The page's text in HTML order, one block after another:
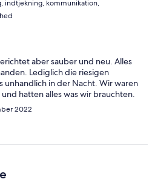
indtjekning, kommunikation,
aber sauber und neu. Alles
Lediglich die riesigen
unhandlich in der Nacht. Wir waren
hatten alles was wir brauchten.
2022